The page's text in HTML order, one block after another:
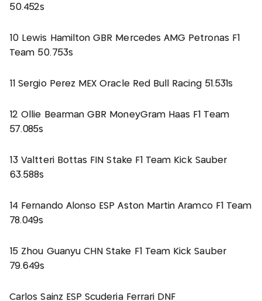
50.452s
10 Lewis Hamilton GBR Mercedes AMG Petronas F1
Team 50.753s
11 Sergio Perez MEX Oracle Red Bull Racing 51.531s
12 Ollie Bearman GBR MoneyGram Haas F1 Team
57.085s
13 Valtteri Bottas FIN Stake F1 Team Kick Sauber
63.588s
14 Fernando Alonso ESP Aston Martin Aramco F1 Team
78.049s
15 Zhou Guanyu CHN Stake F1 Team Kick Sauber
79.649s
Carlos Sainz ESP Scuderia Ferrari DNF